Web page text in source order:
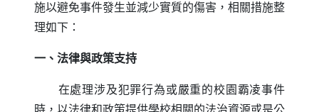
施以避免事件發生並減少實質的傷害，相關措施整
理如下：
一、法律與政策支持
在處理涉及犯罪行為或嚴重的校園霸凌事件
時，以法律和政策提供學校相關的法治資源或是公